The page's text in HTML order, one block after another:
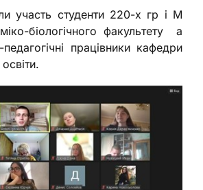
участь студенти 220-х гр і М
біологічного факультету а
працівники кафедри
освіти.